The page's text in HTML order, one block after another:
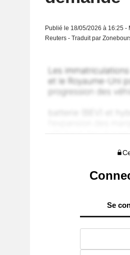
Publié le 18/05/2026 à 16:25
Reuters - Traduit par
Se